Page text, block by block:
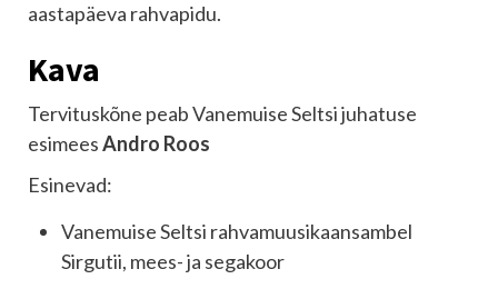
aastapäeva rahvapidu.
Kava
Tervituskõne peab Vanemuise Seltsi juhatuse
esimeesAndro Roos
Esinevad:
Vanemuise Seltsi rahvamuusikaansambel
Sirgutii, mees- ja segakoor